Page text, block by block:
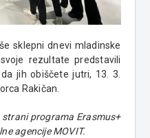
sklepni dnevi mladinske
rezultate predstavili
jih obiščete jutri, 13. 3.
Rakičan.
programa Erasmus+
agencije MOVIT.